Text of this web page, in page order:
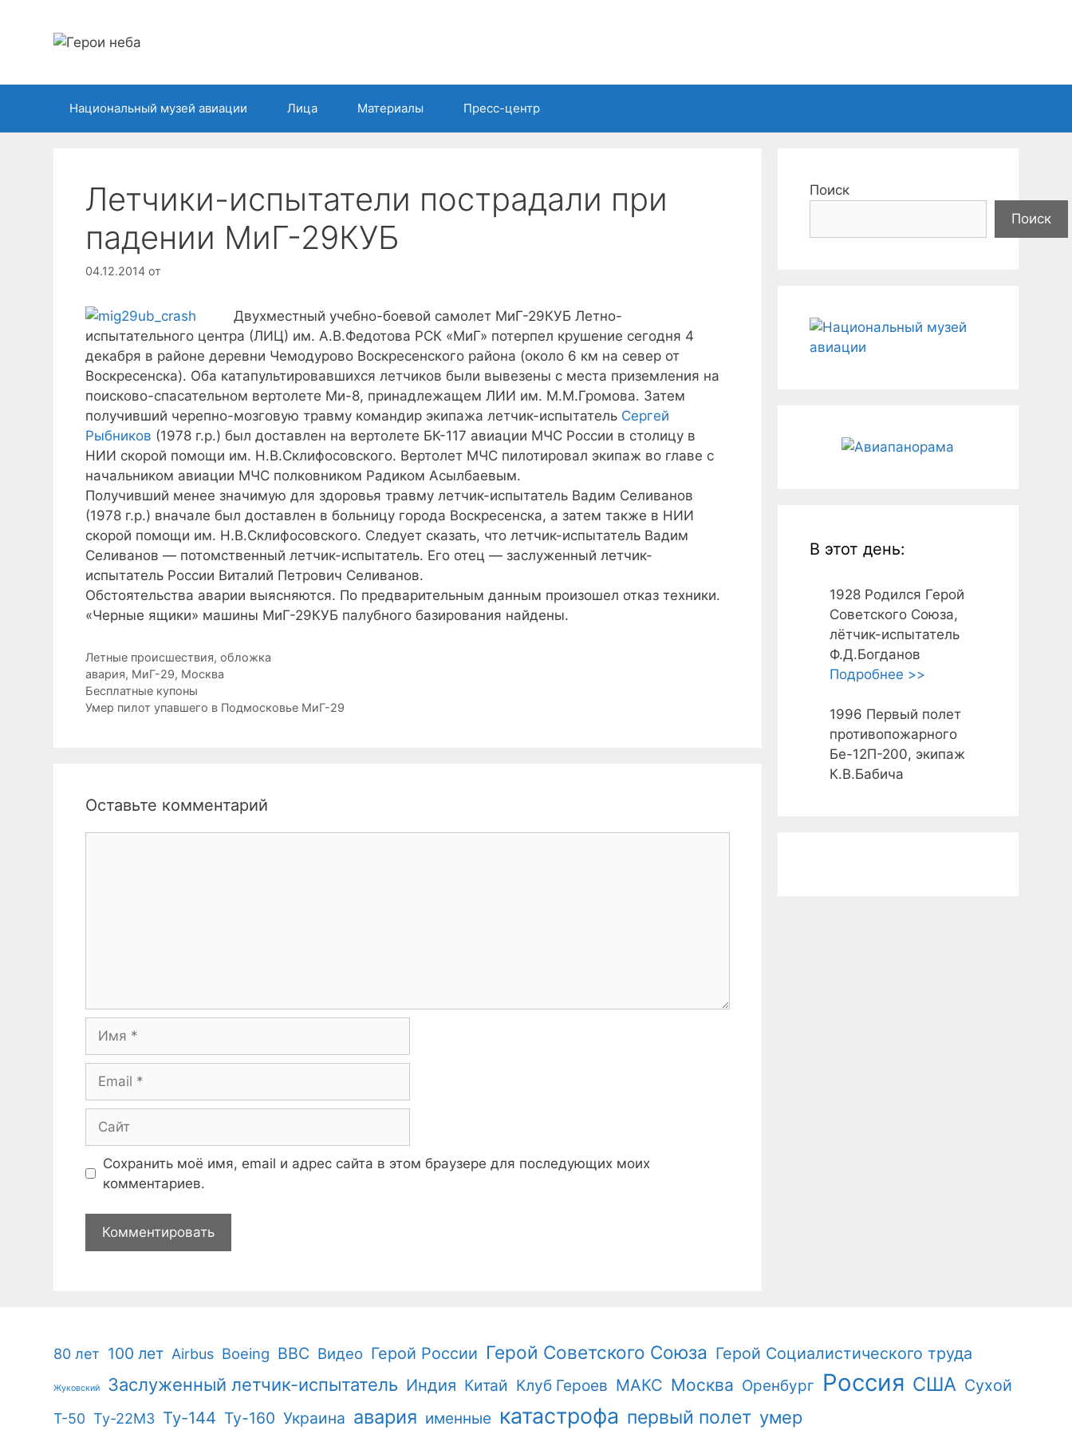
содержимому
Национальный музей авиации Лица Материалы Пресс-центр
Летчики-испытатели пострадали при
падении МиГ-29КУБ
04.12.2014 от
Двухместный учебно-боевой самолет МиГ-29КУБ Летно-
испытательного центра (ЛИЦ) им. А.В.Федотова РСК «МиГ» потерпел крушение сегодня 4
декабря в районе деревни Чемодурово Воскресенского района (около 6 км на север от
Воскресенска). Оба катапультировавшихся летчиков были вывезены с места приземления на
поисково-спасательном вертолете Ми-8, принадлежащем ЛИИ им. М.М.Громова. Затем
получивший черепно-мозговую травму командир экипажа летчик-испытатель Сергей
Рыбников (1978 г.р.) был доставлен на вертолете БК-117 авиации МЧС России в столицу в
НИИ скорой помощи им. Н.В.Склифосовского. Вертолет МЧС пилотировал экипаж во главе с
начальником авиации МЧС полковником Радиком Асылбаевым.
Получивший менее значимую для здоровья травму летчик-испытатель Вадим Селиванов
(1978 г.р.) вначале был доставлен в больницу города Воскресенска, а затем также в НИИ
скорой помощи им. Н.В.Склифосовского. Следует сказать, что летчик-испытатель Вадим
Селиванов — потомственный летчик-испытатель. Его отец — заслуженный летчик-
испытатель России Виталий Петрович Селиванов.
Обстоятельства аварии выясняются. По предварительным данным произошел отказ техники.
«Черные ящики» машины МиГ-29КУБ палубного базирования найдены.
Рубрики
Летные происшествия, обложка
Метки
авария, МиГ-29, Москва
Бесплатные купоны
Умер пилот упавшего в Подмосковье МиГ-29
Оставьте комментарий
Сохранить моё имя, email и адрес сайта в этом браузере для последующих моих
комментариев.
Поиск
Поиск
В этот день:
1928 Родился Герой
Советского Союза,
лётчик-испытатель
Ф.Д.Богданов
Подробнее >>
1996 Первый полет
противопожарного
Бе-12П-200, экипаж
К.В.Бабича
80 лет 100 лет Airbus Boeing ВВС Видео Герой России Герой Советского Союза Герой Социалистического труда
Жуковский Заслуженный летчик-испытатель Индия Китай Клуб Героев МАКС Москва Оренбург Россия США Сухой
Т-50 Ту-22М3 Ту-144 Ту-160 Украина авария именные катастрофа первый полет умер